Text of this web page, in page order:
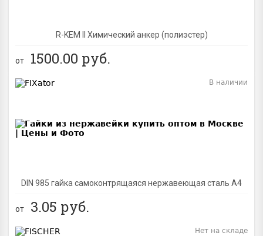
R-KEM II Химический анкер (полиэстер)
от 1500.00 руб.
DIN 985 гайка самоконтрящаяся нержавеющая сталь A4
В наличии
от 3.05 руб.
Нет на складе